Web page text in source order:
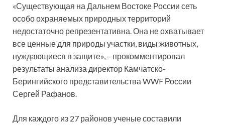
«Существующая на Дальнем Востоке России сеть
особо охраняемых природных территорий
недостаточно репрезентативна. Она не охватывает
все ценные для природы участки, виды животных,
нуждающиеся в защите», – прокомментировал
результаты анализа директор Камчатско-
Берингийского представительства WWF России
Сергей Рафанов.
Для каждого из 27 районов ученые составили